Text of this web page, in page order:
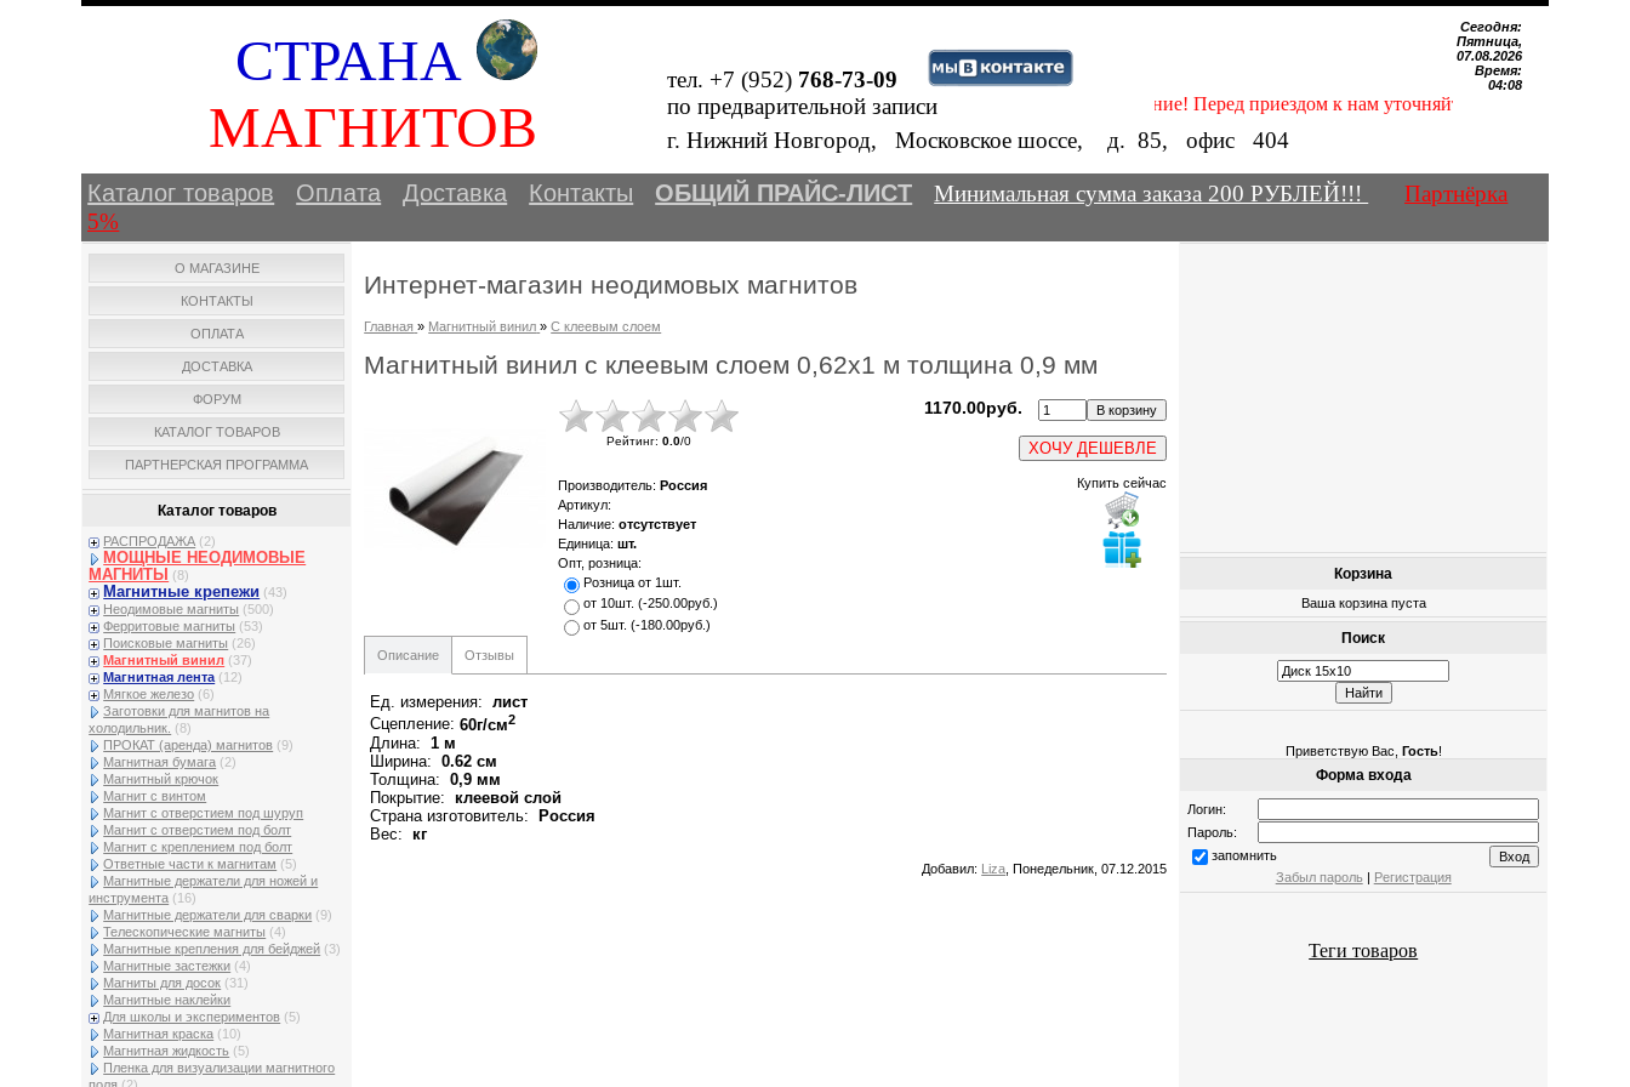
СТРАНА
МАГНИТОВ
тел. +7 (952) 768-73-09
по предварительной записи
Внимание! Перед приездом к нам уточняйте наличие нужных
Сегодня:
Пятница,
07.08.2026
Время:
04:08
г. Нижний Новгород, Московское шоссе, д.85, офис404
Каталог товаров Оплата Доставка Контакты ОБЩИЙ ПРАЙС-ЛИСТ Минимальная сумма заказа 200 РУБЛЕЙ!!!
Партнёрка
5%
О МАГАЗИНЕ
КОНТАКТЫ
ОПЛАТА
ДОСТАВКА
ФОРУМ
КАТАЛОГ ТОВАРОВ
ПАРТНЕРСКАЯ ПРОГРАММА
Каталог товаров
РАСПРОДАЖА (2)
МОЩНЫЕ НЕОДИМОВЫЕ
МАГНИТЫ
(8)
Магнитные крепежи (43)
Неодимовые магниты (500)
Ферритовые магниты (53)
Поисковые магниты (26)
Магнитный винил (37)
Магнитная лента (12)
Мягкое железо (6)
Заготовки для магнитов на
холодильник. (8)
ПРОКАТ (аренда) магнитов (9)
Магнитная бумага (2)
Магнитный крючок
Магнит с винтом
Магнит с отверстием под шуруп
Магнит с отверстием под болт
Магнит с креплением под болт
Ответные части к магнитам (5)
Магнитные держатели для ножей и
инструмента (16)
Магнитные держатели для сварки (9)
Телескопические магниты (4)
Магнитные крепления для бейджей (3)
Магнитные застежки (4)
Магниты для досок (31)
Магнитные наклейки
Для школы и экспериментов (5)
Магнитная краска (10)
Магнитная жидкость (5)
Пленка для визуализации магнитного
Интернет-магазин неодимовых магнитов
Главная » Магнитный винил »С клеевым слоем
Магнитный винил с клеевым слоем 0,62х1 м толщина 0,9 мм
Рейтинг:0.0/0
1170.00руб.
ХОЧУ ДЕШЕВЛЕ
Производитель: Россия
Артикул:
Наличие: отсутствует
Единица: шт.
Опт, розница:
Розница от 1шт.
от 10шт. (-250.00руб.)
от 5шт. (-180.00руб.)
Купить сейчас
Описание Отзывы
Ед. измерения: лист
Сцепление:60г/см2
Длина: 1 м
Ширина: 0.62 см
Толщина: 0,9 мм
Покрытие: клеевой слой
Страна изготовитель: Россия
Вес: кг
Добавил: Liza , Понедельник, 07.12.2015
Корзина
Ваша корзина пуста
Поиск
Приветствую Вас Гость!
Форма входа
Логин:
Пароль:
запомнить
Забыл пароль | Регистрация
Теги товаров